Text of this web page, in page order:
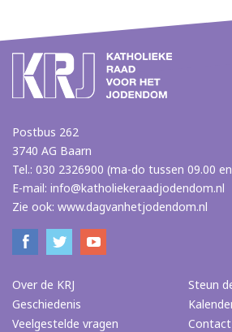
Postbus 262
3740 AG Baarn
Tel.: 030 2326900 (ma-do tussen 09.00
E-mail: info@katholiekeraadjodendom.nl
Zie ook: www.dagvanhetjodendom.nl
Over de KRJ
Geschiedenis
Veelgestelde vragen
Steun
Contact